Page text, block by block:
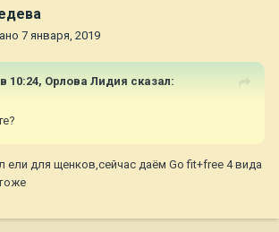
7 января, 2019
10:24, Орлова Лидия сказал:
ели для щенков,сейчас даём Go fit+free 4 вида